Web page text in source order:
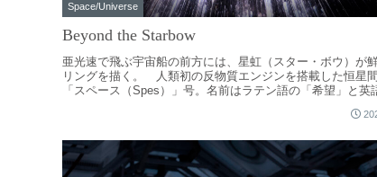
Space/Universe
Beyond the Starbow
亜光速で飛ぶ宇宙船の前方には、星虹（スター・ボウ）が
リングを描く。 人類初の反物質エンジンを搭載した恒星
「スペース（Spes）」号。名前はラテン語の「希望」と英